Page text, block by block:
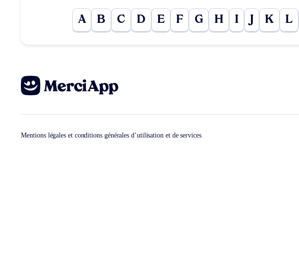
A B C D E F G H I K L
Mentions légales et conditions générales d’utilisation et de services